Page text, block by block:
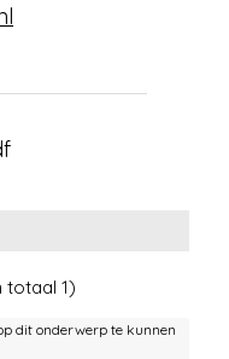
totaal 1)
dit onderwerp te kunnen